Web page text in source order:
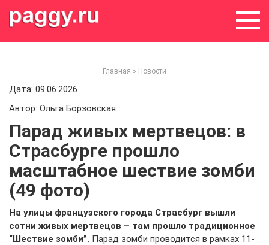
Главная » Новости
Дата: 09.06.2026
Автор: Ольга Борзовская
Парад живых мертвецов: в
Страсбурге прошло
масштабное шествие зомби
(49 фото)
На улицы французского города Страсбург вышли
сотни живых мертвецов – там прошло традиционное
“Шествие зомби”. Парад зомби проводится в рамках 11-